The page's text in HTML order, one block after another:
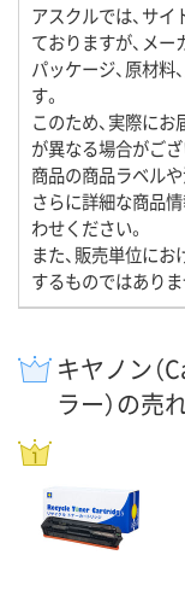
アスクルでは、サ
ておりますが、メー
パッケージ、原材料
す。
このため、実際に
が異なる場合がご
商品の商品ラベル
さらに詳細な商品
わせください。
また、販売単位にお
するものではあり
キヤノン（
ラー）の売